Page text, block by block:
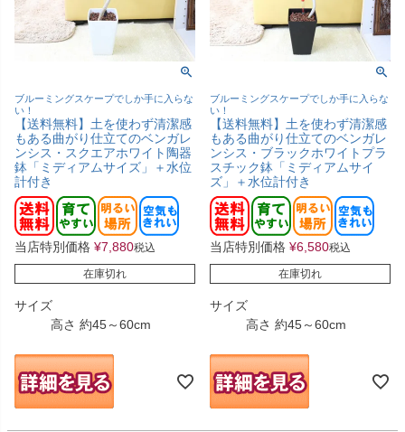
ブルーミングスケープでしか手に入らな
い！
【送料無料】土を使わず清潔感
もある曲がり仕立てのベンガレ
ンシス・スクエアホワイト陶器
鉢「ミディアムサイズ」＋水位
計付き
当店特別価格 ¥7,880税込
在庫切れ
サイズ
高さ 約45～60cm
ブルーミングスケープでしか手に入らな
い！
【送料無料】土を使わず清潔感
もある曲がり仕立てのベンガレ
ンシス・ブラックホワイトプラ
スチック鉢「ミディアムサイ
ズ」＋水位計付き
当店特別価格 ¥6,580税込
在庫切れ
サイズ
高さ 約45～60cm